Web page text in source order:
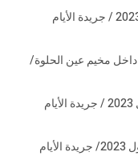
أسرار الصحف اللبنانية ليوم الأربعاء 23 آب 2023 / جريدة الأيام
داخل مخيم عين الحلوة/
أسرار الصحف اللبنانية ليوم السبت 09 أيلول 2023 / جريدة الأيام
أسرار الصحف اللبنانية ليوم الخميس 14 أيلول 2023/ جريدة الأيام